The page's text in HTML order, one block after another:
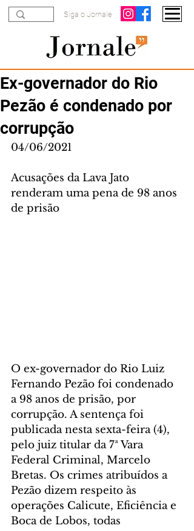
Siga o Jornale
Ex-governador do Rio
Pezão é condenado por
corrupção
04/06/2021
Acusações da Lava Jato
renderam uma pena de 98 anos
de prisão
O ex-governador do Rio Luiz
Fernando Pezão foi condenado
a 98 anos de prisão, por
corrupção. A sentença foi
publicada nesta sexta-feira (4),
pelo juiz titular da 7ª Vara
Federal Criminal, Marcelo
Bretas. Os crimes atribuídos a
Pezão dizem respeito às
operações Calicute, Eficiência e
Boca de Lobos, todas